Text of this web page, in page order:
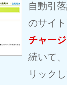
自動引
のサイ
チャー
続いて
リック